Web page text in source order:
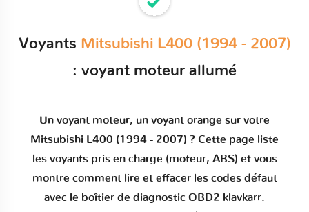
Voyants Mitsubishi L400 (1994 - 2007)
: voyant moteur allumé
Un voyant moteur, un voyant orange sur votre
Mitsubishi L400 (1994 - 2007) ? Cette page liste
les voyants pris en charge (moteur, ABS) et vous
montre comment lire et effacer les codes défaut
avec le boîtier de diagnostic OBD2 klavkarr.